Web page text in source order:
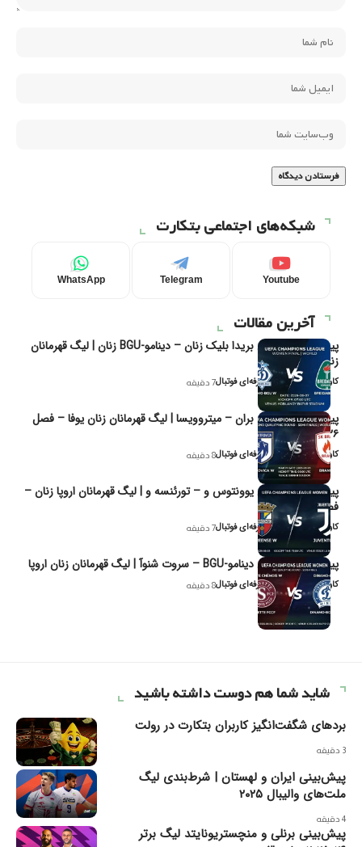
شبکه‌های اجتماعی بتکارت
Youtube
Telegram
WhatsApp
آخرین مقالات
پیش‌بینی و تحلیل بریدا بلیک زنان – دینامو-BGU زنان | لیگ قهرمانان
زنان یوفا
کاوه نیک‌فر، تحلیل‌گر حرفه‌ای فوتبال7 دقیقه
پیش‌بینی و تحلیل بران – میتروویسا | لیگ قهرمانان زنان یوفا – فصل
۲۰۲۶
کاوه نیک‌فر، تحلیل‌گر حرفه‌ای فوتبال8 دقیقه
پیش‌بینی و تحلیل یوونتوس و – تورئنسه و | لیگ قهرمانان اروپا زنان –
فصل ۲۰۲۶
کاوه نیک‌فر، تحلیل‌گر حرفه‌ای فوتبال7 دقیقه
پیش‌بینی و تحلیل دینامو-BGU – سروت شنوآ | لیگ قهرمانان زنان اروپا
کاوه نیک‌فر، تحلیل‌گر حرفه‌ای فوتبال8 دقیقه
شاید شما هم دوست داشته باشید
بردهای شگفت‌انگیز کاربران بتکارت در رولت
3 دقیقه
پیش‌بینی ایران و لهستان | شرط‌بندی لیگ
ملت‌های والیبال ۲۰۲۵
4 دقیقه
پیش‌بینی برنلی و منچستریونایتد لیگ برتر